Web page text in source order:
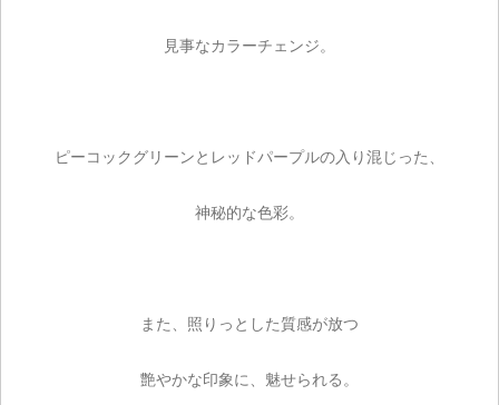
見事なカラーチェンジ。
ピーコックグリーンとレッドパープルの入り混じった、
神秘的な色彩。
また、照りっとした質感が放つ
艶やかな印象に、魅せられる。